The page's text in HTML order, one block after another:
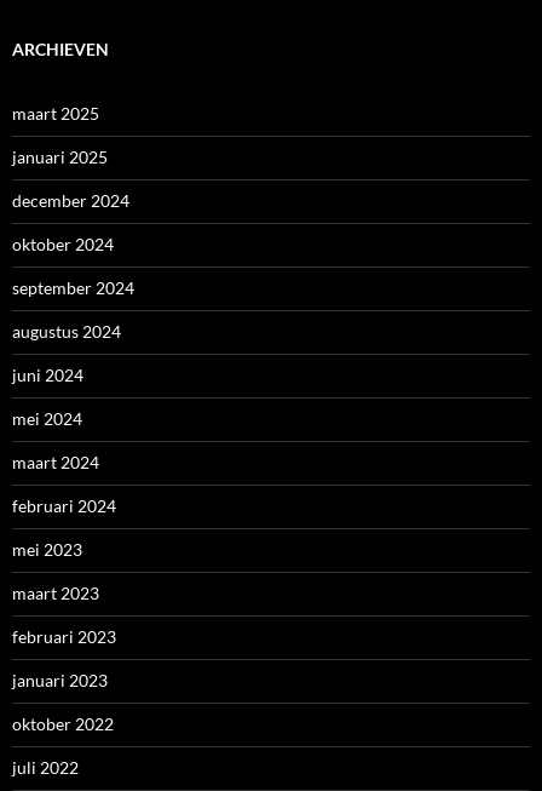
ARCHIEVEN
maart 2025
januari 2025
december 2024
oktober 2024
september 2024
augustus 2024
juni 2024
mei 2024
maart 2024
februari 2024
mei 2023
maart 2023
februari 2023
januari 2023
oktober 2022
juli 2022